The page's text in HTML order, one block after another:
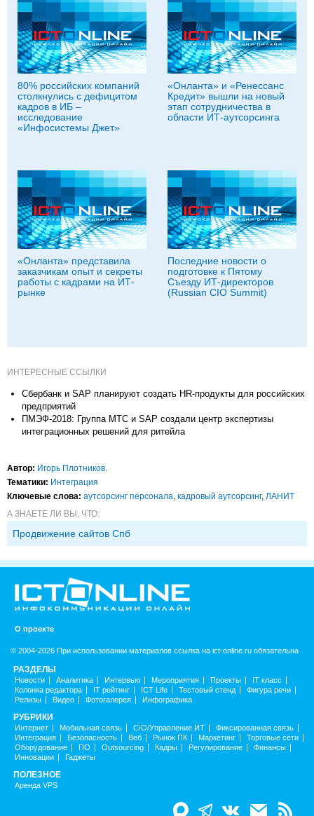
80% российских компаний
столкнулись с дефицитом
кадров в ИБ –
исследование
«Инфосистемы Джет»
«Онланта» и «Ренессанс
Кредит» вышли на новый
этап сотрудничества в
области ИТ-аутсорсинга
«Онланта» представила
заказчикам опыт и секреты
работы с кадрами на ИТ-
рынке
Последние новости о
подготовке к Пятому
Съезду ИТ-директоров
(Russian CIO Summit)
ИНТЕРЕСНЫЕ ССЫЛКИ
Сбербанк и SAP планируют создать HR-продукты для российских
предприятий
ПМЭФ-2018: Группа МТС и SAP создали центр экспертизы
интеграционных решений для ритейла
Автор: Игорь Плотников
Тематики: Интеграция
Ключевые слова: аутсорсинг персонала кадровый аутсорсинг, ЛАНИТ
А ЗНАЕТЕ ЛИ ВЫ, ЧТО:
Продвижение сайтов Спб
О проекте
© 2004-2026 При использовании материалов ссылка на ict-online.ru обязательна
РАЗДЕЛЫ
Новости Аналитика Интервью Мероприятия Проекты
IT класс
Колонка редактора
IT рейтинг ICT Life Тестовый стенд
Фигура речи
Релизы
Видео Фотогалерея Инфографика
РУБРИКИ
Интернет Мобильная связь CIO/Управление ИТ
Фиксированная связь
Интеграция
Безопасность Веб Рынок ПК Маркетинг
Торговые сети
Оборудование
ПО Outsourcing Кадры Регулирование
Финансы
Инновации
Гаджеты
ПОЛЕЗНОЕ
Аренда VPS